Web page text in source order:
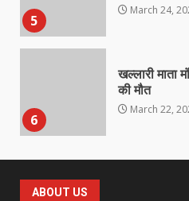
5
March 24,
6
खल्लारी माता
की मौत
March 22,
ABOUT US